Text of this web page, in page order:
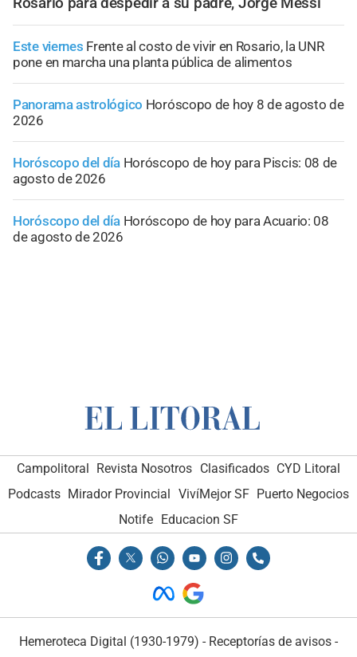
Este viernes Frente al costo de vivir en Rosario, la UNR
pone en marcha una planta pública de alimentos
Panorama astrológico Horóscopo de hoy 8 de agosto de
2026
Horóscopo del día Horóscopo de hoy para Piscis: 08 de
agosto de 2026
Horóscopo del día Horóscopo de hoy para Acuario: 08
de agosto de 2026
Campolitoral Revista Nosotros Clasificados CYD Litoral
Podcasts Mirador Provincial VivíMejor SF Puerto Negocios
Notife Educacion SF
Hemeroteca Digital (1930-1979) - Receptorías de avisos -